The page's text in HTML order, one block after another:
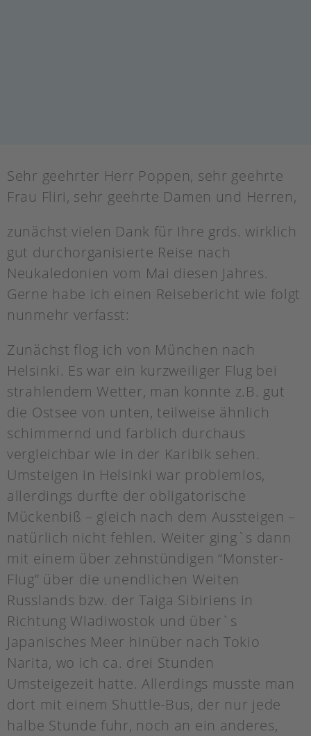
Sehr geehrter Herr Poppen, sehr geehrte
Frau Fliri, sehr geehrte Damen und Herren,
zunächst vielen Dank für Ihre grds. wirklich
gut durchorganisierte Reise nach
Neukaledonien vom Mai diesen Jahres.
Gerne habe ich einen Reisebericht wie folgt
nunmehr verfasst:
Zunächst flog ich von München nach
Helsinki. Es war ein kurzweiliger Flug bei
strahlendem Wetter, man konnte z.B. gut
die Ostsee von unten, teilweise ähnlich
schimmernd und farblich durchaus
vergleichbar wie in der Karibik sehen.
Umsteigen in Helsinki war problemlos,
allerdings durfte der obligatorische
Mückenbiß – gleich nach dem Aussteigen –
natürlich nicht fehlen. Weiter ging`s dann
mit einem über zehnstündigen “Monster-
Flug” über die unendlichen Weiten
Russlands bzw. der Taiga Sibiriens in
Richtung Wladiwostok und über`s
Japanisches Meer hinüber nach Tokio
Narita, wo ich ca. drei Stunden
Umsteigezeit hatte. Allerdings musste man
dort mit einem Shuttle-Bus, der nur jede
halbe Stunde fuhr, noch an ein anderes,